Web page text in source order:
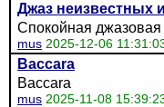
Джаз неизвестных
Спокойная джазовая
mus 2025-12-06
Baccara
Baccara
mus 2025-11-08